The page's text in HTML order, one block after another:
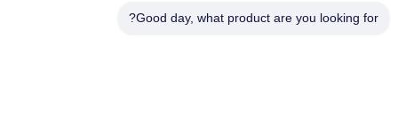
Good day, what product are you looking for?